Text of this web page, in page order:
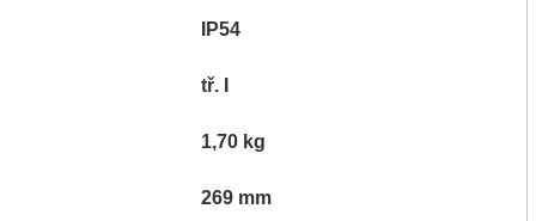
IP54
tř. I
1,70 kg
269 mm